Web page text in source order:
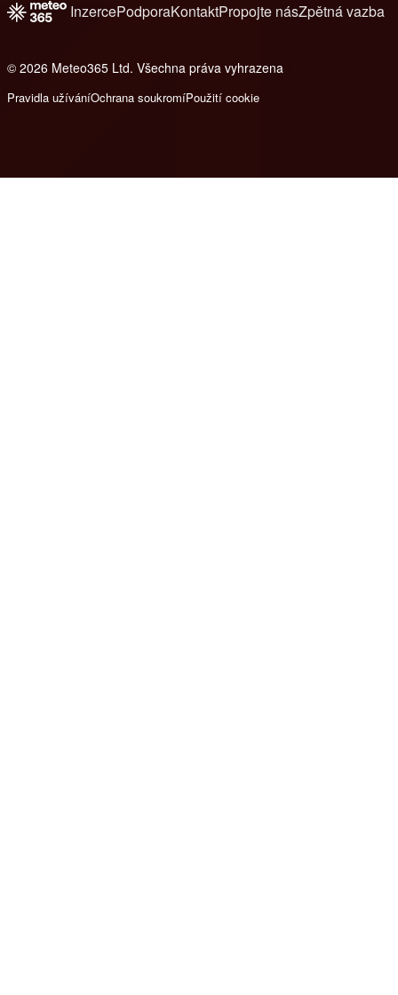
InzercePodporaKontaktPropojte násZpětná vazba
© 2026 Meteo365 Ltd. Všechna práva vyhrazena
Pravidla užíváníOchrana soukromíPoužití cookie